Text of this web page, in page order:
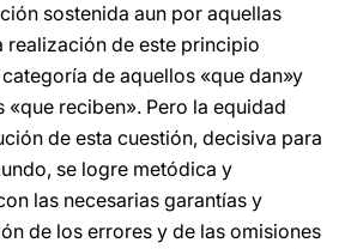
sostenida aun por aquellas
realización de este principio
de aquellos «que dan»y
«que reciben». Pero la equidad
de esta cuestión, decisiva para
se logre metódica y
las necesarias garantías y
de los errores y de las omisiones